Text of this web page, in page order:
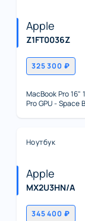
Apple
Z1FT0036Z
325 300 ₽
MacBook Pro 16"
Pro GPU - Space
Ноутбук
Apple
MX2U3HN/A
345 400 ₽